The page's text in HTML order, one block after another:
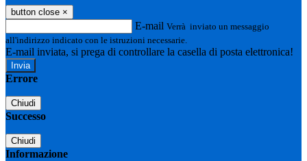
button close ×
E-mail Verrà inviato un messaggio
all'indirizzo indicato con le istruzioni necessarie.
E-mail inviata, si prega di controllare la casella di posta elettronica!
Errore
Chiudi
Successo
Chiudi
Informazione